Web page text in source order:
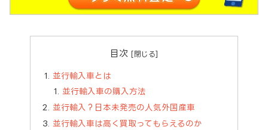
目次
並行輸入車とは
並行輸入車の購入方法
並行輸入？日本未発売の人気外国産車
並行輸入車は高く買取ってもらえるのか